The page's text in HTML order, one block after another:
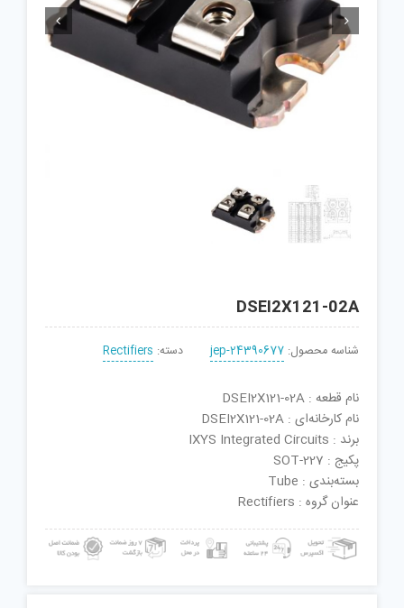
 
DSEI2X121-02A
شناسه محصول: jep-24390677 دسته: Rectifiers
نام قطعه : DSEI2X121-02A
نام کارخانه‌ای : DSEI2X121-02A
برند : IXYS Integrated Circuits
پکیج : SOT-227
بسته‌بندی : Tube
عنوان گروه : Rectifiers